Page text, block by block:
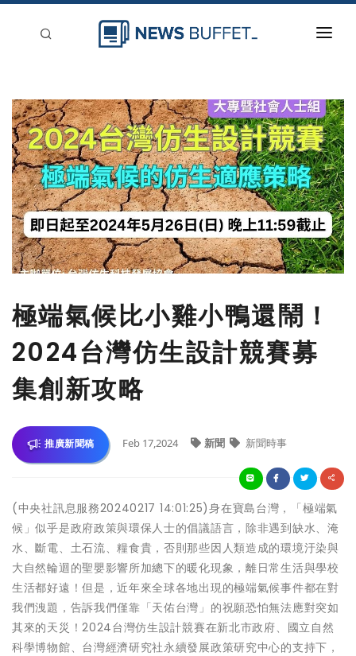
新聞稿分類
登入
刊登
極端氣候比小雞小鴨還鬧！
2024台灣仿生設計競賽募
集創新攻略
推廣新聞稿 Feb 17,2024 新聞 新聞時事
(中央社訊息服務20240217 14:01:25)身在寶島台灣，「極端氣
候」似乎是政府政策與環保人士的倡議語言，除非遇到缺水、淹
水、斷電、土石流、糧食貴，否則那些因人類造成的環境汙染與
大自然輪迴的聖嬰影響所加總下的暖化現象，離日常生活與學校
生活都好遠！但是，近年來全球各地出現的極端氣候事件都在對
我們洩題，告訴我們僅靠「天佑台灣」的祝願恐怕無法應對突如
其來的天災！2024台灣仿生設計競賽在新北市政府、國立自然
科學博物館、台灣經濟研究社永續發展政策研究中心的支持下，